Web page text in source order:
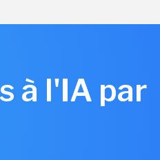
à l'IA par